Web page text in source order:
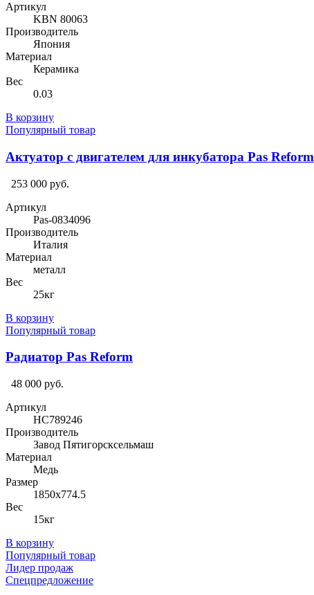
Артикул
KBN 80063
Производитель
Япония
Материал
Керамика
Вес
0.03
В корзину
Популярный товар
Актуатор с двигателем для инкубатора Pas Reform
253 000 руб.
Артикул
Pas-0834096
Производитель
Италия
Материал
металл
Вес
25кг
В корзину
Популярный товар
Радиатор Pas Reform
48 000 руб.
Артикул
HC789246
Производитель
Завод Пятигорсксельмаш
Материал
Медь
Размер
1850х774.5
Вес
15кг
В корзину
Популярный товар
Лидер продаж
Спецпредложение